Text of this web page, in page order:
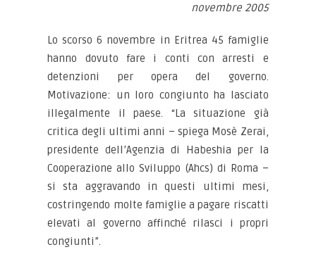
novembre 2005
Lo scorso 6 novembre in Eritrea 45 famiglie
hanno dovuto fare i conti con arresti e
detenzioni per opera del governo.
Motivazione: un loro congiunto ha lasciato
illegalmente il paese. “La situazione già
critica degli ultimi anni – spiega Mosè Zerai,
presidente dell’Agenzia di Habeshia per la
Cooperazione allo Sviluppo (Ahcs) di Roma –
si sta aggravando in questi ultimi mesi,
costringendo molte famiglie a pagare riscatti
elevati al governo affinché rilasci i propri
congiunti”.